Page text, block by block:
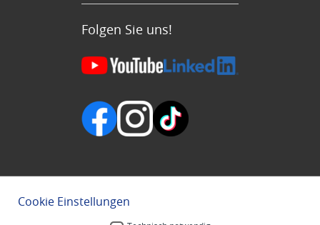
Folgen Sie uns!
Cookie Einstellungen